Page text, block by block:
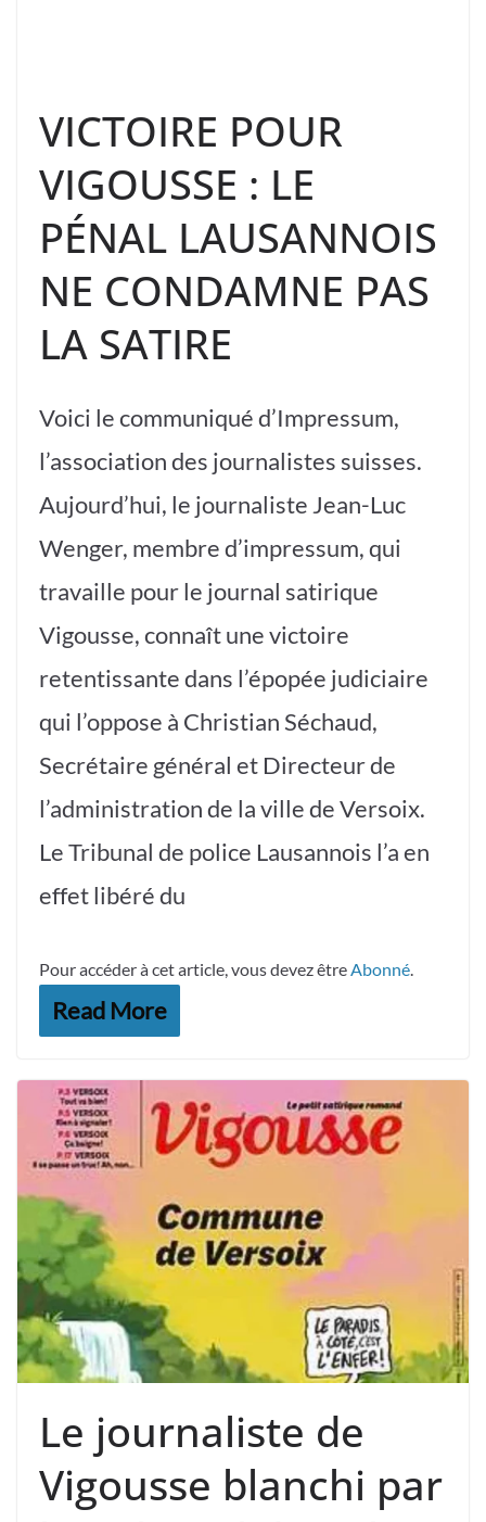
VICTOIRE POUR
VIGOUSSE : LE
PÉNAL LAUSANNOIS
NE CONDAMNE PAS
LA SATIRE
Voici le communiqué d’Impressum,
l’association des journalistes suisses.
Aujourd’hui, le journaliste Jean-Luc
Wenger, membre d’impressum, qui
travaille pour le journal satirique
Vigousse, connaît une victoire
retentissante dans l’épopée judiciaire
qui l’oppose à Christian Séchaud,
Secrétaire général et Directeur de
l’administration de la ville de Versoix.
Le Tribunal de police Lausannois l’a en
effet libéré du
Pour accéder à cet article, vous devez êtreAbonné.
Read More
Le journaliste de
Vigousse blanchi par